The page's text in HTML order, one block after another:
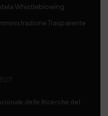
Whistleblowing
Trasparente
delle Ricerche del